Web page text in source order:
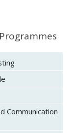
Communication